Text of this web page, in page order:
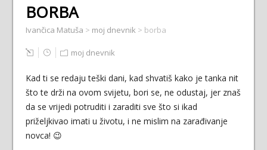
BORBA
Ivančica Matuša > moj dnevnik > borba
moj dnevnik
Kad ti se redaju teški dani, kad shvatiš kako je tanka nit
što te drži na ovom svijetu, bori se, ne odustaj, jer znaš
da se vrijedi potruditi i zaraditi sve što si ikad
priželjkivao imati u životu, i ne mislim na zarađivanje
novca! 😉